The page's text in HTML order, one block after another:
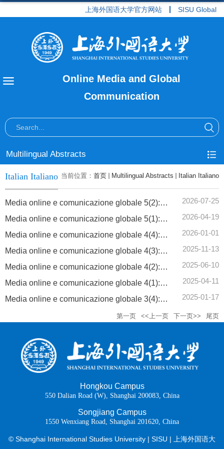
上海外国语大学官方网站 SISU Global
Online Media and Global
Communication
Multilingual Abstracts
当前位置： 首页 Multilingual Abstracts Italian Italiano
Italian Italiano
Media online e comunicazione globale 5(2): Sintesi in italiano 2026-07-25
Media online e comunicazione globale 5(1): Sintesi in italiano 2026-04-19
Media online e comunicazione globale 4(4): Sintesi in italiano 2026-01-01
Media online e comunicazione globale 4(3): Sintesi in italiano 2025-11-13
Media online e comunicazione globale 4(2): Sintesi in italiano 2025-06-10
Media online e comunicazione globale 4(1): Sintesi in italiano 2025-04-11
Media online e comunicazione globale 3(4): Sintesi in italiano 2025-01-17
第一页 <<上一页 下一页>> 尾页
Hongkou Campus
550 Dalian Road (W), Shanghai 200083, China
Songjiang Campus
1550 Wenxiang Road, Shanghai 201620, China
© Shanghai International Studies University | SISU | 上海外国语大